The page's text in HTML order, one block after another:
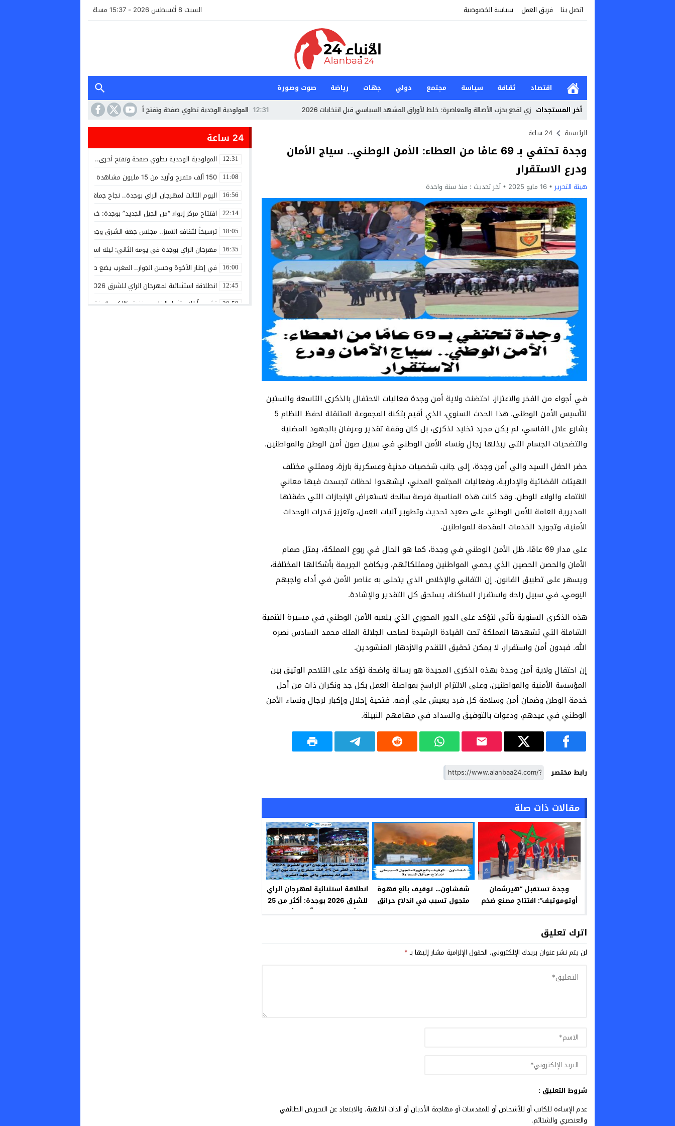
اتصل بنا فريق العمل سياسة الخصوصية السبت 8 أغسطس 2026 - 15:37 مساءً
اقتصاد ثقافة سياسة مجتمع دولي جهات رياضة
صوت وصورة
أخر المستجدات
المولودية الوجدية تطوي صفحة وتفتح أخرى.. استقالة الرئيس وانتخاب قيادة جديدة بالإجماع في جمع
التحاق فوزي لقجع بحزب الأصالة والمعاصرة: خلط لأوراق المشهد السياسي قبل انتخابات 2026
الرئيسية
24 ساعة
وجدة تحتفي بـ 69 عامًا من العطاء: الأمن الوطني.. سياج الأمان
ودرع الاستقرار
هيئة التحرير 16 مايو 2025 آخر تحديث : منذ سنة واحدة
في أجواء من الفخر والاعتزاز، احتضنت ولاية أمن وجدة فعاليات الاحتفال بالذكرى التاسعة والستين
لتأسيس الأمن الوطني. هذا الحدث السنوي، الذي أقيم بثكنة المجموعة المتنقلة لحفظ النظام 5
بشارع علال الفاسي، لم يكن مجرد تخليد لذكرى، بل كان وقفة تقدير وعرفان بالجهود المضنية
والتضحيات الجسام التي يبذلها رجال ونساء الأمن الوطني في سبيل صون أمن الوطن والمواطنين.
حضر الحفل السيد والي أمن وجدة، إلى جانب شخصيات مدنية وعسكرية بارزة، وممثلي مختلف
الهيئات القضائية والإدارية، وفعاليات المجتمع المدني، ليشهدوا لحظات تجسدت فيها معاني
الانتماء والولاء للوطن. وقد كانت هذه المناسبة فرصة سانحة لاستعراض الإنجازات التي حققتها
المديرية العامة للأمن الوطني على صعيد تحديث وتطوير آليات العمل، وتعزيز قدرات الوحدات
الأمنية، وتجويد الخدمات المقدمة للمواطنين.
على مدار 69 عامًا، ظل الأمن الوطني في وجدة، كما هو الحال في ربوع المملكة، يمثل صمام
الأمان والحصن الحصين الذي يحمي المواطنين وممتلكاتهم، ويكافح الجريمة بأشكالها المختلفة،
ويسهر على تطبيق القانون. إن التفاني والإخلاص الذي يتحلى به عناصر الأمن في أداء واجبهم
اليومي، في سبيل راحة واستقرار الساكنة، يستحق كل التقدير والإشادة.
هذه الذكرى السنوية تأتي لتؤكد على الدور المحوري الذي يلعبه الأمن الوطني في مسيرة التنمية
الشاملة التي تشهدها المملكة تحت القيادة الرشيدة لصاحب الجلالة الملك محمد السادس نصره
الله. فبدون أمن واستقرار، لا يمكن تحقيق التقدم والازدهار المنشودين.
إن احتفال ولاية أمن وجدة بهذه الذكرى المجيدة هو رسالة واضحة تؤكد على التلاحم الوثيق بين
المؤسسة الأمنية والمواطنين، وعلى الالتزام الراسخ بمواصلة العمل بكل جد ونكران ذات من أجل
خدمة الوطن وضمان أمن وسلامة كل فرد يعيش على أرضه. فتحية إجلال وإكبار لرجال ونساء الأمن
الوطني في عيدهم، ودعوات بالتوفيق والسداد في مهامهم النبيلة.
رابط مختصر
مقالات ذات صلة
وجدة تستقبل “هيرشمان
أوتوموتيف”: افتتاح مصنع ضخم
شفشاون… توقيف بائع قهوة
متجول تسبب في اندلاع حرائق
انطلاقة استثنائية لمهرجان الراي
للشرق 2026 بوجدة: أكثر من 25
ألف متفرج يُدشّنون أولى
اترك تعليق
لن يتم نشر عنوان بريدك الإلكتروني. الحقول الإلزامية مشار إليها بـ*
شروط التعليق :
عدم الإساءة للكاتب أو للأشخاص أو للمقدسات أو مهاجمة الأديان أو الذات الالهية. والابتعاد عن التحريض الطائفي
والعنصري والشتائم.
24 ساعة
12:31 المولودية الوجدية تطوي صفحة وتفتح أخرى.. استقالة الرئيس وانتخاب قيادة
11:08 150 ألف متفرج وأزيد من 15 مليون مشاهدة رقمية… مهرجان الراي للشرق يسدل الستار على دورة استثنائية
16:56 اليوم الثالث لمهرجان الراي بوجدة.. نجاح جماهيري باهر وأجواء إنسانية ومحلية
22:14 افتتاح مركز إيواء “من الجيل الجديد” بوجدة: خطوة حاسمة للحد من ظاهرة
18:05 ​ترسيخاً لثقافة التميز.. مجلس جهة الشرق وجمعية النواة يكافئان نجاحات أبناء
16:35 مهرجان الراي بوجدة في يومه الثاني: ليلة استثنائية تشعلها أعمدة الغناء
16:00 في إطار الأخوة وحسن الجوار.. المغرب يضع طائرتين من طراز “كنادير” رهن إشارة
12:45 انطلاقة استثنائية لمهرجان الراي للشرق 2026 بوجدة: أكثر من 25 ألف متفرج يُدشّنون أولى السهرات بحضور والي جهة الشرق
20:59 تشجيعاً للاستثمار الخاص.. فندق “الكريم” يفتح أبوابه بجماعة إسلي بمناسبة